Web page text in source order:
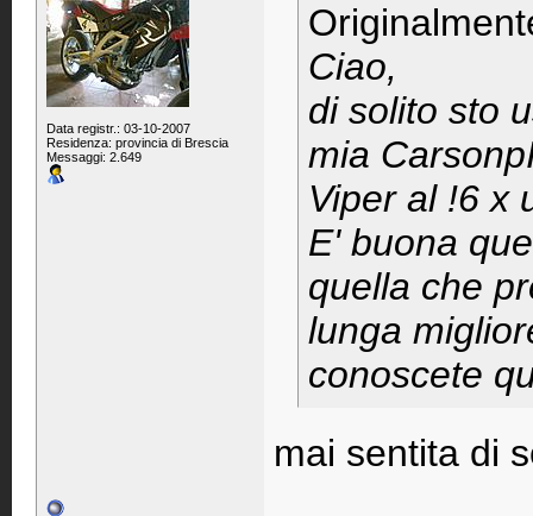
Data registr.: 03-10-2007
Residenza: provincia di Brescia
Messaggi: 2.649
Ciao,
di solito sto
mia
Viper al !6 x
E' buona
quella che
lunga
conoscete
mai sentita di